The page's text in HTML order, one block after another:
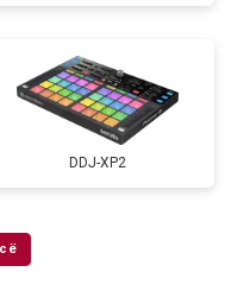
DDJ-XP2